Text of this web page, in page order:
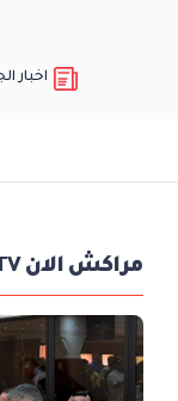
اخبار
مراكش الان TV